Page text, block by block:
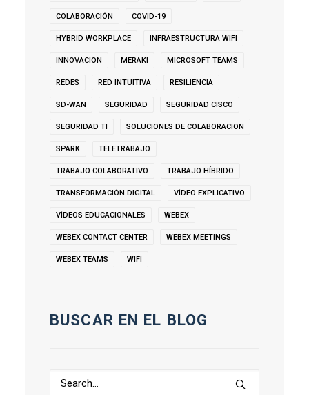
COLABORACIÓN COVID-19
HYBRID WORKPLACE INFRAESTRUCTURA WIFI
INNOVACION MERAKI MICROSOFT TEAMS
REDES RED INTUITIVA RESILIENCIA
SD-WAN SEGURIDAD SEGURIDAD CISCO
SEGURIDAD TI SOLUCIONES DE COLABORACION
SPARK TELETRABAJO
TRABAJO COLABORATIVO TRABAJO HÍBRIDO
TRANSFORMACIÓN DIGITAL VÍDEO EXPLICATIVO
VÍDEOS EDUCACIONALES WEBEX
WEBEX CONTACT CENTER WEBEX MEETINGS
WEBEX TEAMS WIFI
BUSCAR EN EL BLOG